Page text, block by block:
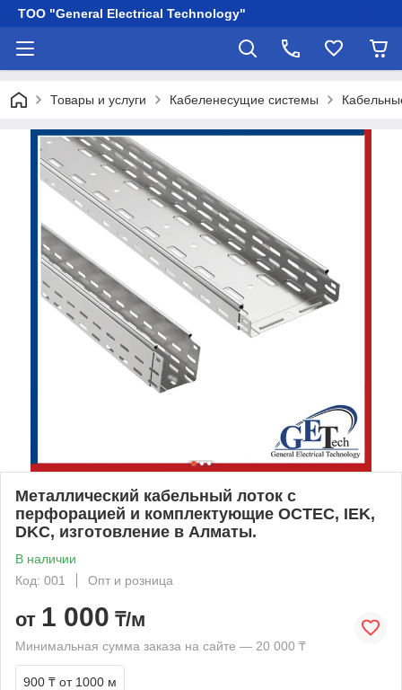
ТОО "General Electrical Technology"
Товары и услуги Кабеленесущие системы
Металлический кабельный лоток с
перфорацией и комплектующие OCTEC, IEK,
DKC, изготовление в Алматы.
В наличии
Код: 001
Опт и розница
от 1 000 ₸/м
Минимальная сумма заказа на сайте — 20 000 ₸
900 ₸ от 1000 м